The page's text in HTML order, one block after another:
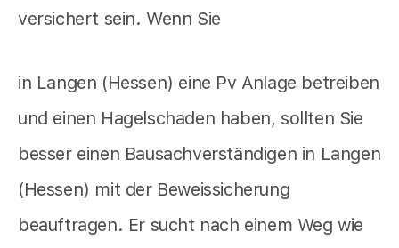
versichert sein. Wenn Sie
in Langen (Hessen) eine Pv Anlage betreiben
und einen Hagelschaden haben, sollten Sie
besser einen Bausachverständigen in Langen
(Hessen) mit der Beweissicherung
beauftragen. Er sucht nach einem Weg wie